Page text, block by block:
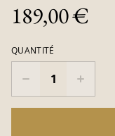
189,00 €
QUANTITÉ